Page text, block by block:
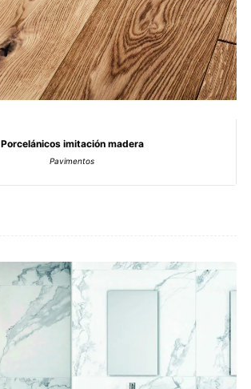
Porcelánicos imitación madera
Pavimentos